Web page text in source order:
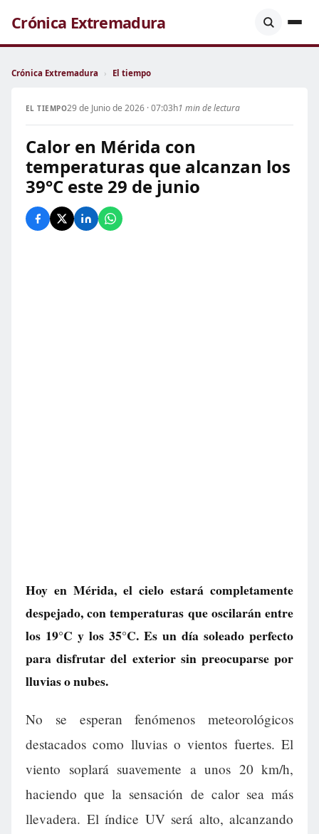
Crónica Extremadura
Crónica Extremadura › El tiempo
EL TIEMPO29 de Junio de 2026 · 07:03h1 min de lectura
Calor en Mérida con
temperaturas que alcanzan los
39°C este 29 de junio
Hoy en Mérida, el cielo estará completamente
despejado, con temperaturas que oscilarán entre
los 19°C y los 35°C. Es un día soleado perfecto
para disfrutar del exterior sin preocuparse por
lluvias o nubes.
No se esperan fenómenos meteorológicos
destacados como lluvias o vientos fuertes. El
viento soplará suavemente a unos 20 km/h,
haciendo que la sensación de calor sea más
llevadera. El índice UV será alto, alcanzando